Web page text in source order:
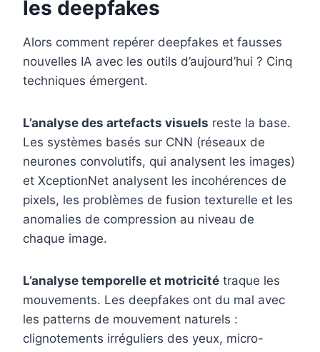
les deepfakes
Alors comment repérer deepfakes et fausses
nouvelles IA avec les outils d’aujourd’hui ? Cinq
techniques émergent.
L’analyse des artefacts visuels reste la base.
Les systèmes basés sur CNN (réseaux de
neurones convolutifs, qui analysent les images)
et XceptionNet analysent les incohérences de
pixels, les problèmes de fusion texturelle et les
anomalies de compression au niveau de
chaque image.
L’analyse temporelle et motricité traque les
mouvements. Les deepfakes ont du mal avec
les patterns de mouvement naturels :
clignotements irréguliers des yeux, micro-